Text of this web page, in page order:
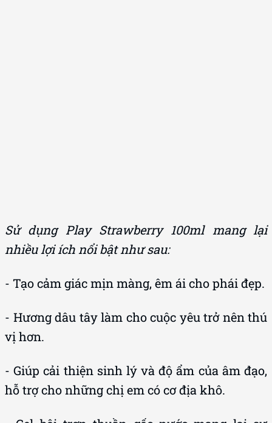
Sử dụng Play Strawberry 100ml mang lại
nhiều lợi ích nổi bật như sau:
- Tạo cảm giác mịn màng, êm ái cho phái đẹp.
- Hương dâu tây làm cho cuộc yêu trở nên thú
vị hơn.
- Giúp cải thiện sinh lý và độ ẩm của âm đạo,
hỗ trợ cho những chị em có cơ địa khô.